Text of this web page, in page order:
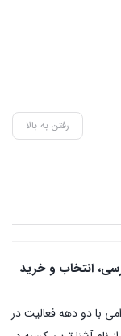
رفتن به بالا
انتخاب و خرید
با دو دهه فعالیت در